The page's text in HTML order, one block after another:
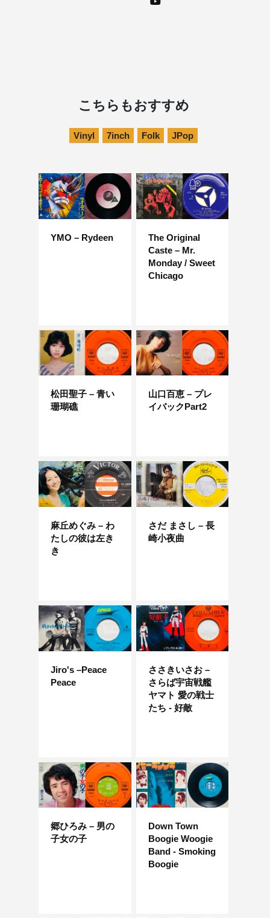
こちらもおすすめ
Vinyl 7inch Folk JPop
YMO – Rydeen
The Original
Caste – Mr.
Monday / Sweet
Chicago
松田聖子 – 青い
珊瑚礁
山口百恵 – プレ
イバックPart2
麻丘めぐみ – わ
たしの彼は左き
き
さだ まさし – 長
崎小夜曲
Jiro's –Peace
Peace
ささきいさお –
さらば宇宙戦艦
ヤマト 愛の戦士
たち - 好敵
郷ひろみ – 男の
子女の子
Down Town
Boogie Woogie
Band - Smoking
Boogie